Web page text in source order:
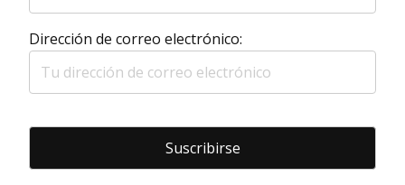
Dirección de correo electrónico: